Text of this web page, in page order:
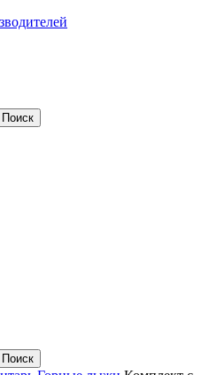
Поиск
Поиск